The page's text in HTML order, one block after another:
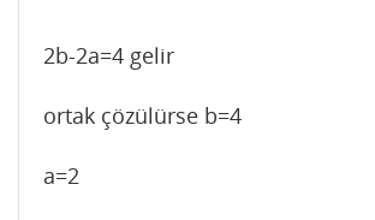
2b-2a=4 gelir
ortak çözülürse b=4
a=2